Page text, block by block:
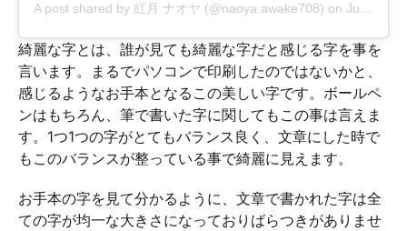
A post shared by 紅月 ナオヤ (@naoya.awake708) on Jun 23, 2018 at 1:07am PDT
綺麗な字とは、誰が見ても綺麗な字だと感じる字を事を
言います。まるでパソコンで印刷したのではないかと、
感じるようなお手本となるこの美しい字です。ボールペ
ンはもちろん、筆で書いた字に関してもこの事は言えま
す。1つ1つの字がとてもバランス良く、文章にした時で
もこのバランスが整っている事で綺麗に見えます。
お手本の字を見て分かるように、文章で書かれた字は全
ての字が均一な大きさになっておりばらつきがありませ